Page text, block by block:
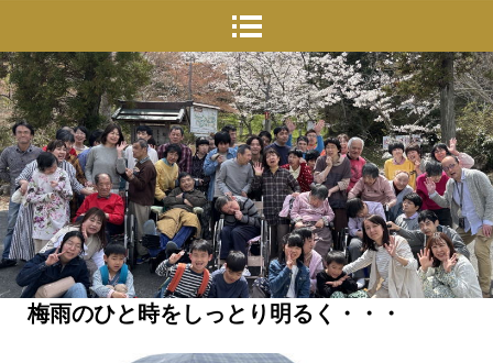
梅雨のひと時をしっとり明るく・・・